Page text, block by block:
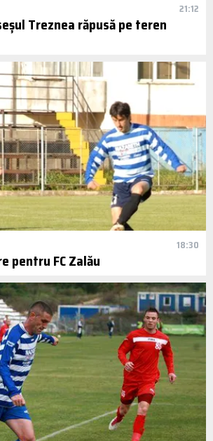
21:12
Treznea răpusă pe teren
18:30
pentru FC Zalău